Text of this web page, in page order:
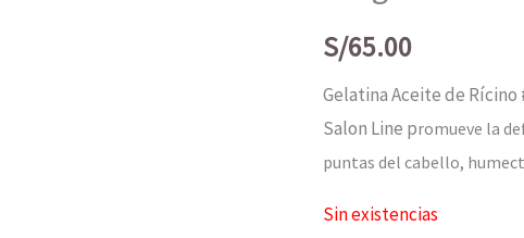
S/65.00
Gelatina Aceite de
Salon Line promueve la
puntas del cabello,
Sin existencias